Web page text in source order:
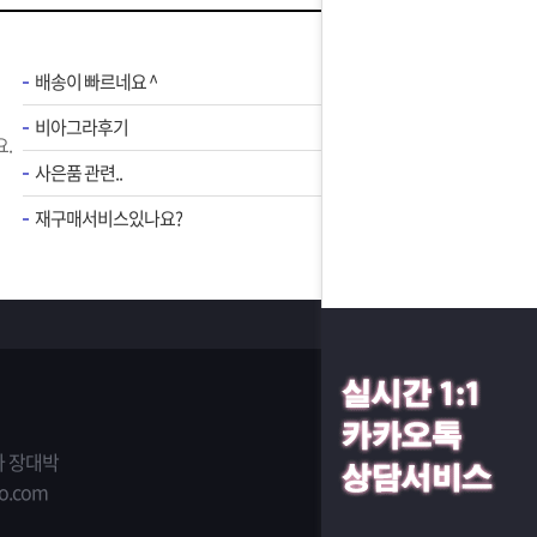
.
배송이 빠르네요 ^
비아그라후기
사은품 관련..
재구매서비스있나요?
장대박